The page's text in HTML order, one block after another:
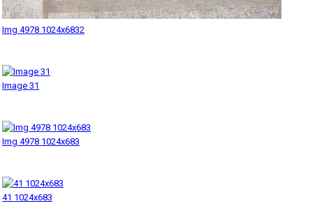
Img 4978 1024x6832
Image 31
Img 4978 1024x683
41 1024x683